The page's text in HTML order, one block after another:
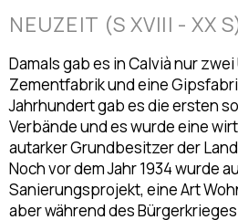
NEUZEIT (S XVIII - XX
Damals gab es in Calvià nur
Zementfabrik und eine
Jahrhundert gab es die ersten
Verbände und es wurde eine
autarker Grundbesitzer der
Noch vor dem Jahr 1934 wurde
Sanierungsprojekt, eine Art
aber während des